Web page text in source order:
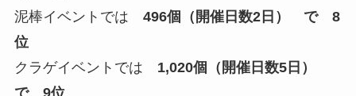
泥棒イベントでは 496個（開催日数2日） で 8
位
クラゲイベントでは 1,020個（開催日数5日）
で 9位